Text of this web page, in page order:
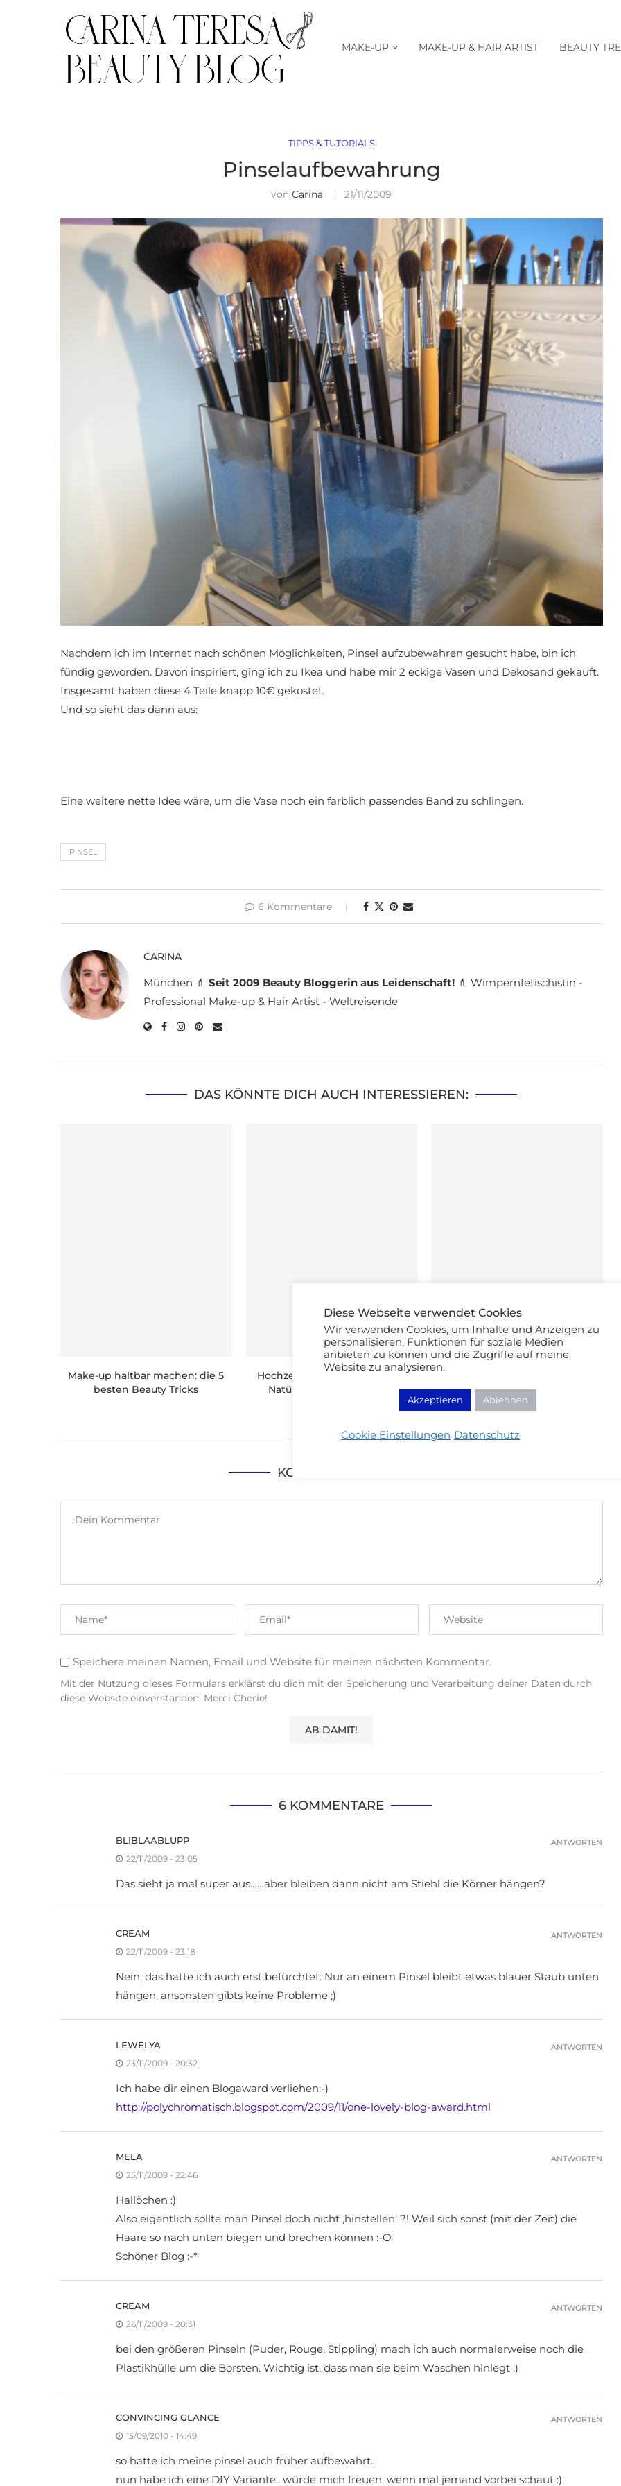
MAKE-UP MAKE-UP & HAIR ARTIST BEAUTY
TIPPS & TUTORIALS
Pinselaufbewahrung
vonCarina 21/11/2009
Nachdem ich im Internet nach schönen Möglichkeiten, Pinsel aufzubewahren gesucht habe, bin ich
fündig geworden. Davon inspiriert, ging ich zu Ikea und habe mir 2 eckige Vasen und Dekosand gekauft.
Insgesamt haben diese 4 Teile knapp 10€ gekostet.
Und so sieht das dann aus:
Eine weitere nette Idee wäre, um die Vase noch ein farblich passendes Band zu schlingen.
PINSEL
6 Kommentare
CARINA
München 💄 Seit 2009 Beauty Bloggerin aus Leidenschaft! 💄 Wimpernfetischistin -
Professional Make-up & Hair Artist - Weltreisende
DAS KÖNNTE DICH AUCH INTERESSIEREN:
Make-up haltbar machen: die 5
besten Beauty Tricks
Hochzeitsgast Make-up Tipps:
Natürlicher Beauty Guide
die wirklich helfen
KOMMENTIEREN
Speichere meinen Namen, Email und Website für meinen nächsten Kommentar.
Mit der Nutzung dieses Formulars erklärst du dich mit der Speicherung und Verarbeitung deiner Daten durch
diese Website einverstanden. Merci Cherie!
6 KOMMENTARE
BLIBLAABLUPP
22/11/2009 - 23:05
Das sieht ja mal super aus……aber bleiben dann nicht am Stiehl die Körner hängen?
ANTWORTEN
CREAM
22/11/2009 - 23:18
Nein, das hatte ich auch erst befürchtet. Nur an einem Pinsel bleibt etwas blauer Staub unten
hängen, ansonsten gibts keine Probleme ;)
ANTWORTEN
LEWELYA
23/11/2009 - 20:32
Ich habe dir einen Blogaward verliehen:-)
http://polychromatisch.blogspot.com/2009/11/one-lovely-blog-award.html
ANTWORTEN
MELA
25/11/2009 - 22:46
Hallöchen :)
Also eigentlich sollte man Pinsel doch nicht ‚hinstellen‘ ?! Weil sich sonst (mit der Zeit) die
Haare so nach unten biegen und brechen können :-O
Schöner Blog :-*
ANTWORTEN
CREAM
26/11/2009 - 20:31
bei den größeren Pinseln (Puder, Rouge, Stippling) mach ich auch normalerweise noch die
Plastikhülle um die Borsten. Wichtig ist, dass man sie beim Waschen hinlegt :)
ANTWORTEN
CONVINCING GLANCE
15/09/2010 - 14:49
so hatte ich meine pinsel auch früher aufbewahrt..
nun habe ich eine DIY Variante.. würde mich freuen, wenn mal jemand vorbei schaut :)
ANTWORTEN
Diese Webseite verwendet Cookies
Wir verwenden Cookies, um Inhalte und Anzeigen zu
personalisieren, Funktionen für soziale Medien
anbieten zu können und die Zugriffe auf meine
Website zu analysieren.
Akzeptieren Ablehnen
Cookie Einstellungen Datenschutz